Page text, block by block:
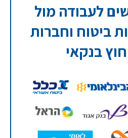
לעבודה מול
ביטוח וחברות
בנקאי